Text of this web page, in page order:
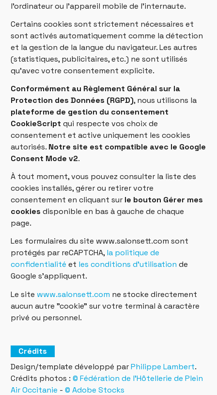
l’ordinateur ou l'appareil mobile de l'internaute.
Certains cookies sont strictement nécessaires et
sont activés automatiquement comme la détection
et la gestion de la langue du navigateur. Les autres
(statistiques, publicitaires, etc.) ne sont utilisés
qu’avec votre consentement explicite.
Conformément au Règlement Général sur la
Protection des Données (RGPD), nous utilisons la
plateforme de gestion du consentement
CookieScript qui respecte vos choix de
consentement et active uniquement les cookies
autorisés. Notre site est compatible avec le Google
Consent Mode v2.
À tout moment, vous pouvez consulter la liste des
cookies installés, gérer ou retirer votre
consentement en cliquant sur le bouton Gérer mes
cookies disponible en bas à gauche de chaque
page.
Les formulaires du site www.salonsett.com sont
protégés par reCAPTCHA, la politique de
confidentialité et les conditions d'utilisation de
Google s'appliquent.
Le site www.salonsett.com ne stocke directement
aucun autre "cookie" sur votre terminal à caractère
privé ou personnel.
Crédits
Design/template développé parPhilippe Lambert.
Crédits photos :© Fédération de l’Hôtellerie de Plein
Air Occitanie -© Adobe Stocks